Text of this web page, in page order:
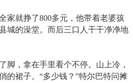
家就挣了800多元，他带着老婆孩
城的澡堂。而后三口人干干净净地
，拿在手里看个不停。山上冷，
的裙子。“多少钱？”特尔巴特问摊